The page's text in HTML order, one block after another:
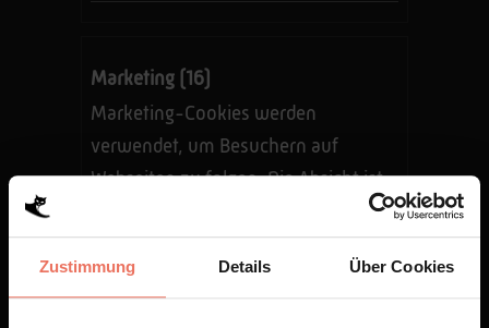
Zustimmung Details Über Cookies
Marketing (16)
Marketing-Cookies werden
verwendet, um Besuchern auf
Webseiten zu folgen. Die Absicht ist,
Anzeigen zu zeigen, die relevant und
ansprechend für den einzelnen
Benutzer sind und daher wertvoller